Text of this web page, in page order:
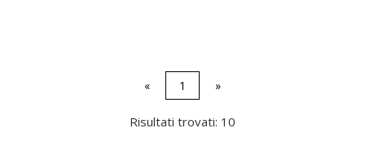
« 1 »
Risultati trovati: 10